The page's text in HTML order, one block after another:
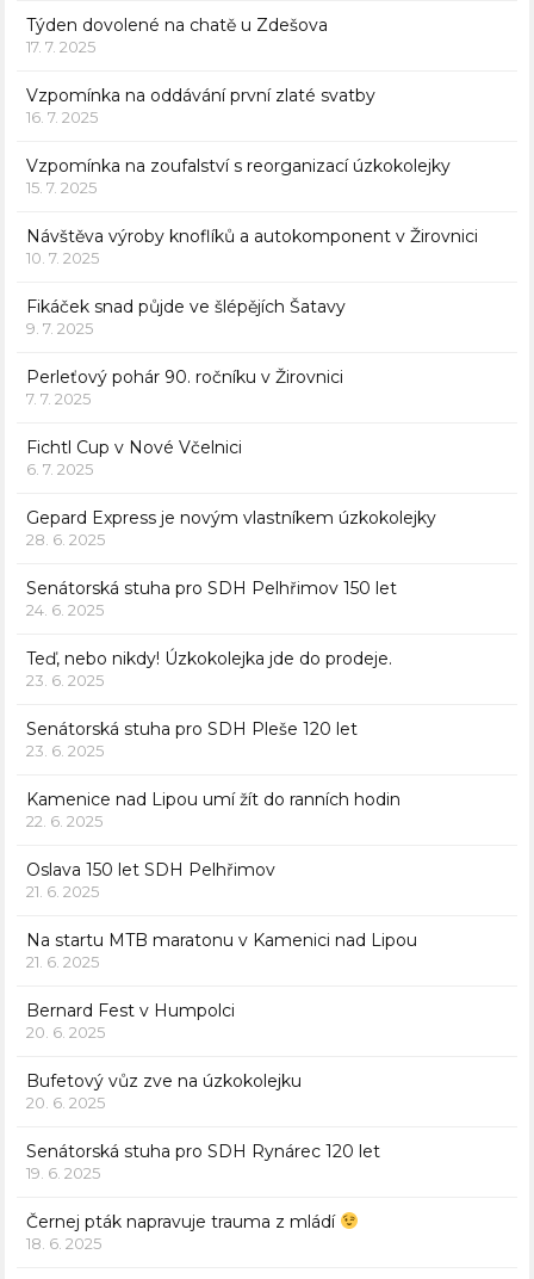
Týden dovolené na chatě u Zdešova
17. 7. 2025
Vzpomínka na oddávání první zlaté svatby
16. 7. 2025
Vzpomínka na zoufalství s reorganizací úzkokolejky
15. 7. 2025
Návštěva výroby knoflíků a autokomponent v Žirovnici
10. 7. 2025
Fikáček snad půjde ve šlépějích Šatavy
9. 7. 2025
Perleťový pohár 90. ročníku v Žirovnici
7. 7. 2025
Fichtl Cup v Nové Včelnici
6. 7. 2025
Gepard Express je novým vlastníkem úzkokolejky
28. 6. 2025
Senátorská stuha pro SDH Pelhřimov 150 let
24. 6. 2025
Teď, nebo nikdy! Úzkokolejka jde do prodeje.
23. 6. 2025
Senátorská stuha pro SDH Pleše 120 let
23. 6. 2025
Kamenice nad Lipou umí žít do ranních hodin
22. 6. 2025
Oslava 150 let SDH Pelhřimov
21. 6. 2025
Na startu MTB maratonu v Kamenici nad Lipou
21. 6. 2025
Bernard Fest v Humpolci
20. 6. 2025
Bufetový vůz zve na úzkokolejku
20. 6. 2025
Senátorská stuha pro SDH Rynárec 120 let
19. 6. 2025
Černej pták napravuje trauma z mládí
18. 6. 2025